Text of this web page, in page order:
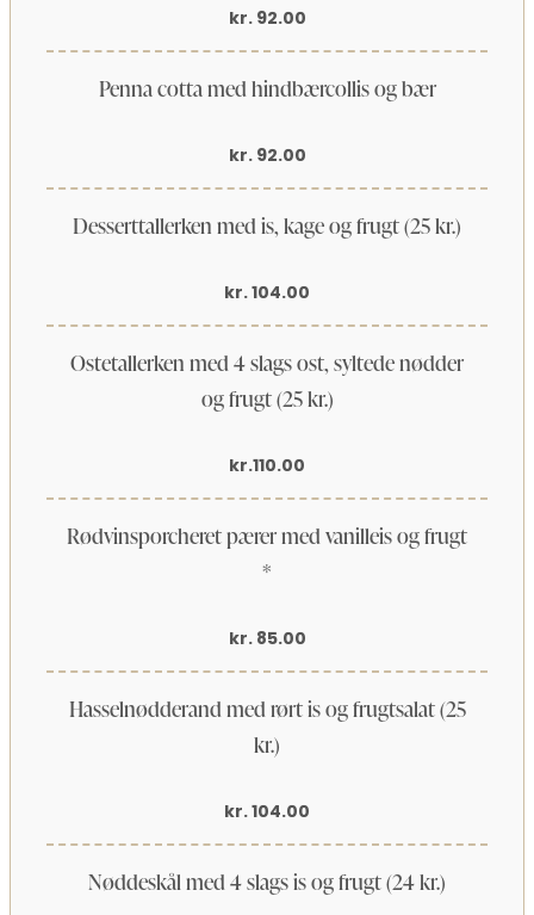
kr. 92.00
Penna cotta med hindbærcollis og bær
kr. 92.00
Desserttallerken med is, kage og frugt (25 kr.)
kr. 104.00
Ostetallerken med 4 slags ost, syltede nødder
og frugt (25 kr.)
kr.110.00
Rødvinsporcheret pærer med vanilleis og frugt
*
kr. 85.00
Hasselnødderand med rørt is og frugtsalat (25
kr.)
kr. 104.00
Nøddeskål med 4 slags is og frugt (24 kr.)